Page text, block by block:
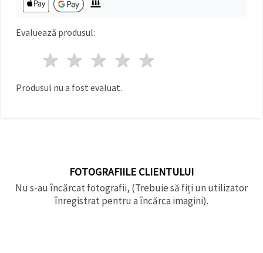
Evaluează produsul:
4 stele
3 stele
2 stele
1 stea
Produsul nu a fost evaluat.
FOTOGRAFIILE CLIENTULUI
Nu s-au încărcat fotografii, (Trebuie să fiți un utilizator
înregistrat pentru a încărca imagini).